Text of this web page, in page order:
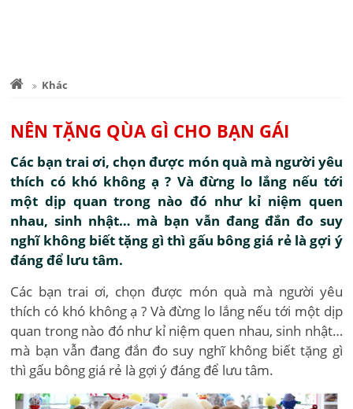
Khác
NÊN TẶNG QÙA GÌ CHO BẠN GÁI
Các bạn trai ơi, chọn được món quà mà người yêu
thích có khó không ạ ? Và đừng lo lắng nếu tới
một dịp quan trong nào đó như kỉ niệm quen
nhau, sinh nhật… mà bạn vẫn đang đắn đo suy
nghĩ không biết tặng gì thì gấu bông giá rẻ là gợi ý
đáng để lưu tâm.
Các bạn trai ơi, chọn được món quà mà người yêu
thích có khó không ạ ? Và đừng lo lắng nếu tới một dịp
quan trong nào đó như kỉ niệm quen nhau, sinh nhật…
mà bạn vẫn đang đắn đo suy nghĩ không biết tặng gì
thì gấu bông giá rẻ là gợi ý đáng để lưu tâm.